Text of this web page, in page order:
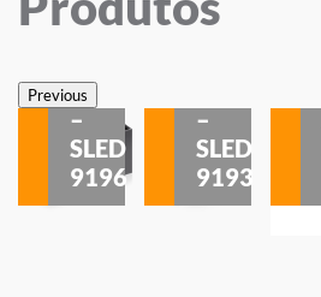
PreviousSobrepor
–
SLED
9196
–
SLED
9193